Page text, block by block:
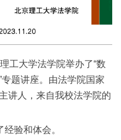
工大学法学院举办了“数
题讲座。由法学院国家
讲人，来自我校法学院的
验和体会。